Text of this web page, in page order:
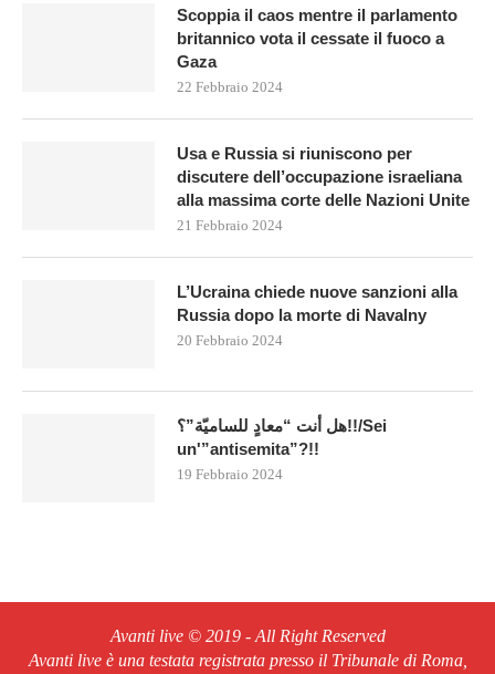
Scoppia il caos mentre il parlamento
britannico vota il cessate il fuoco a
Gaza
22 Febbraio 2024
Usa e Russia si riuniscono per
discutere dell’occupazione israeliana
alla massima corte delle Nazioni Unite
21 Febbraio 2024
L’Ucraina chiede nuove sanzioni alla
Russia dopo la morte di Navalny
20 Febbraio 2024
هل أنت “معادٍ للساميّة”؟!!/Sei
un'”antisemita”?!!
19 Febbraio 2024
Avanti live © 2019 - All Right Reserved
Avanti live è una testata registrata presso il Tribunale di Roma,